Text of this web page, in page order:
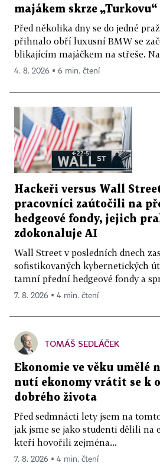
majákem skrze
Před několika dny se do jedné
přihnalo obří luxusní BMW se
blikajícím majáčkem na střeše.
4. 8. 2026 ▪ 6 min. čtení
Hackeři versus Wall
pracovníci zaútočili na
hedgeové fondy, jejich
zdokonaluje AI
Wall Street v posledních dnech
sofistikovaných kybernetických
tamní přední hedgeové fondy a
7. 8. 2026 ▪ 4 min. čtení
TOMÁŠ SEDLÁČEK
Ekonomie ve věku umělé
nutí ekonomy vrátit se k
dobrého života
Před sedmnácti lety jsem na
jak jsme se jako studenti dělili na
kteří hovořili zejména...
7. 8. 2026 ▪ 4 min. čtení